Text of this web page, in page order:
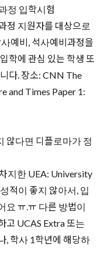
정 입학시험
정 지원자를 대상으로
예비, 석사예비과정을
학에 관심 있는 학생 또
다. 장소: CNN The
and Times Paper 1:
않다면 디플로마가 정
지한 UEA: University
적이 좋지 않아서, 입
요 ㅠ.ㅠ 다른 방법이
고 UCAS Extra 또는
, 학사 1학년에 해당하